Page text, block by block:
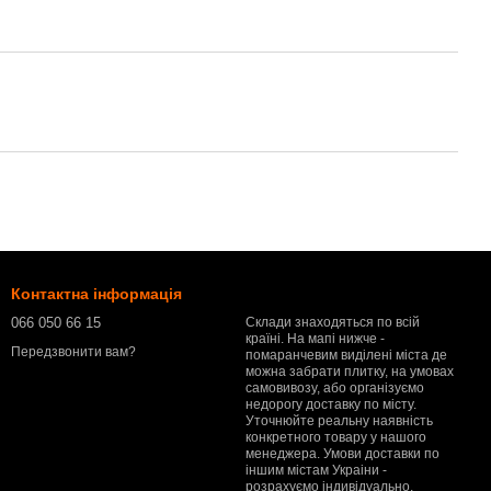
Контактна інформація
066 050 66 15
Передзвонити вам?
Склади знаходяться по всій
країні. На мапі нижче -
помаранчевим виділені міста де
можна забрати плитку, на умовах
самовивозу, або організуємо
недорогу доставку по місту.
Уточнюйте реальну наявність
конкретного товару у нашого
менеджера. Умови доставки по
іншим містам Украіни -
розрахуємо індивідуально,